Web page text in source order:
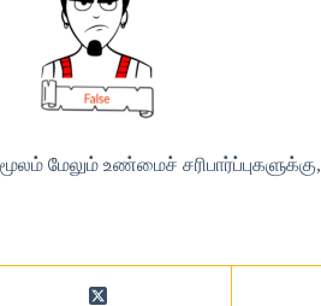
மேலும் உண்மைச் சரிபார்ப்புகளுக்கு,